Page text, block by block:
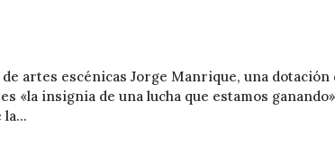
artes escénicas Jorge Manrique, una dotación
«la insignia de una lucha que estamos